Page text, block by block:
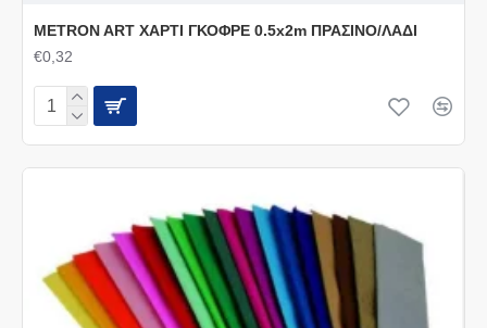
METRON ART ΧΑΡΤΙ ΓΚΟΦΡΕ 0.5x2m ΠΡΑΣΙΝΟ/ΛΑΔΙ
€0,32